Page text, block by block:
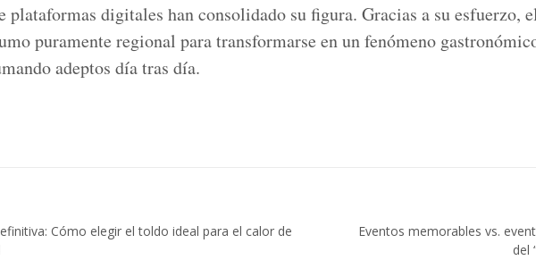
plataformas digitales han consolidado su figura. Gracias a su esfuerzo,
puramente regional para transformarse en un fenómeno
adeptos día tras día.
Cómo elegir el toldo ideal para el calor de
Eventos memorables vs.
del